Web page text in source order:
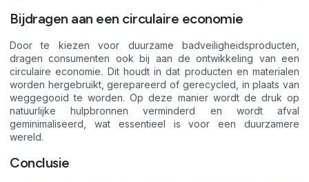
Bijdragen aan een circulaire economie
Door te kiezen voor duurzame badveiligheidsproducten,
dragen consumenten ook bij aan de ontwikkeling van een
circulaire economie. Dit houdt in dat producten en materialen
worden hergebruikt, gerepareerd of gerecycled, in plaats van
weggegooid te worden. Op deze manier wordt de druk op
natuurlijke hulpbronnen verminderd en wordt afval
geminimaliseerd, wat essentieel is voor een duurzamere
wereld.
Conclusie